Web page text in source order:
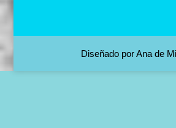
Diseñado por Ana de